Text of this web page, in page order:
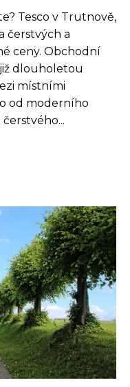
Tesco v Trutnově,
čerstvých a
ceny. Obchodní
dlouholetou
místními
od moderního